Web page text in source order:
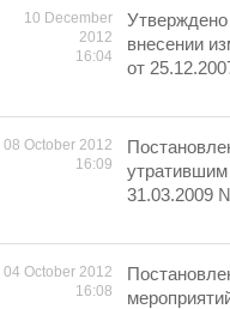
10 December
2012
16:04
внесении
от
08 October 2012
16:09
утратившим
31.03.2009
04 October 2012
16:08